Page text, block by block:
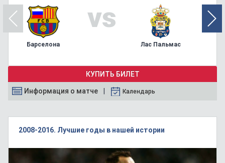
Барселона
vs
Лас Пальмас
КУПИТЬ БИЛЕТ
Информация о матче Календарь
2008-2016. Лучшие годы в нашей истории